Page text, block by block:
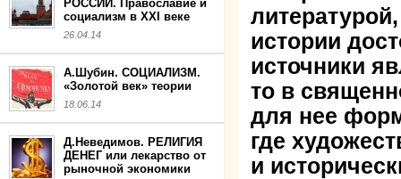
РОССИИ. Православие и
социализм в XXI веке
26.04.14
А.Шубин. СОЦИАЛИЗМ.
«Золотой век» теории
18.06.14
Д.Неведимов. РЕЛИГИЯ
ДЕНЕГ или лекарство от
рыночной экономики
истории
источники
то в
для нее
где
и